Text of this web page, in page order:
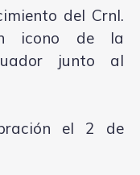
del Crnl.
icono de la
junto al
el 2 de